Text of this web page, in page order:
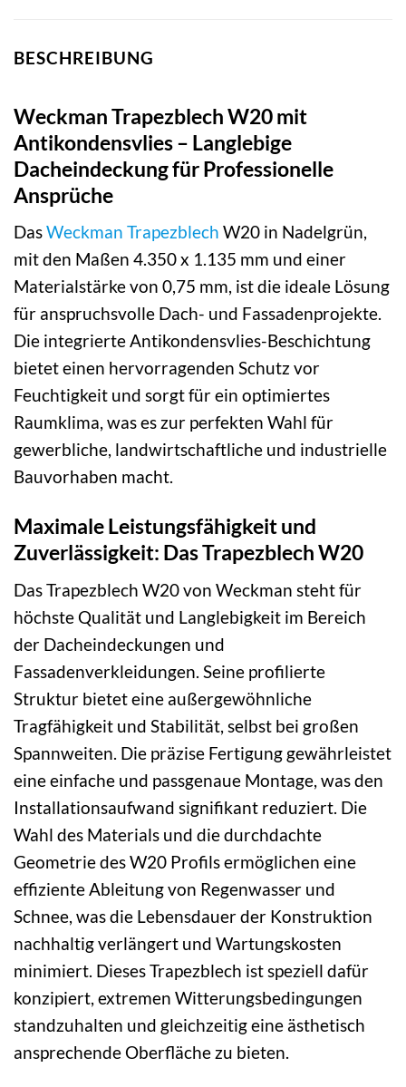
BESCHREIBUNG
Weckman Trapezblech W20 mit
Antikondensvlies – Langlebige
Dacheindeckung für Professionelle
Ansprüche
DasWeckman Trapezblech W20 in Nadelgrün,
mit den Maßen 4.350 x 1.135 mm und einer
Materialstärke von 0,75 mm, ist die ideale Lösung
für anspruchsvolle Dach- und Fassadenprojekte.
Die integrierte Antikondensvlies-Beschichtung
bietet einen hervorragenden Schutz vor
Feuchtigkeit und sorgt für ein optimiertes
Raumklima, was es zur perfekten Wahl für
gewerbliche, landwirtschaftliche und industrielle
Bauvorhaben macht.
Maximale Leistungsfähigkeit und
Zuverlässigkeit: Das Trapezblech W20
Das Trapezblech W20 von Weckman steht für
höchste Qualität und Langlebigkeit im Bereich
der Dacheindeckungen und
Fassadenverkleidungen. Seine profilierte
Struktur bietet eine außergewöhnliche
Tragfähigkeit und Stabilität, selbst bei großen
Spannweiten. Die präzise Fertigung gewährleistet
eine einfache und passgenaue Montage, was den
Installationsaufwand signifikant reduziert. Die
Wahl des Materials und die durchdachte
Geometrie des W20 Profils ermöglichen eine
effiziente Ableitung von Regenwasser und
Schnee, was die Lebensdauer der Konstruktion
nachhaltig verlängert und Wartungskosten
minimiert. Dieses Trapezblech ist speziell dafür
konzipiert, extremen Witterungsbedingungen
standzuhalten und gleichzeitig eine ästhetisch
ansprechende Oberfläche zu bieten.